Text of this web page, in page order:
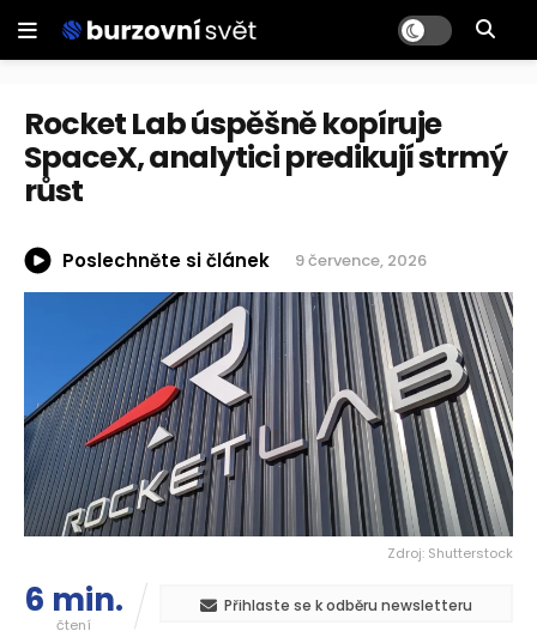
Rocket Lab úspěšně kopíruje
SpaceX, analytici predikují strmý
růst
Poslechněte si článek 9 července, 2026
Zdroj: Shutterstock
6 min.
čtení
Přihlaste se k odběru newsletteru